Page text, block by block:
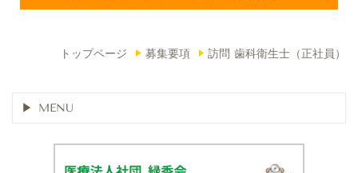
トップページ 募集要項 訪問 歯科衛生士（正社員）
MENU